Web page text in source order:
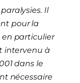
Il
pour la
en particulier
intervenu à
dans le
nécessaire